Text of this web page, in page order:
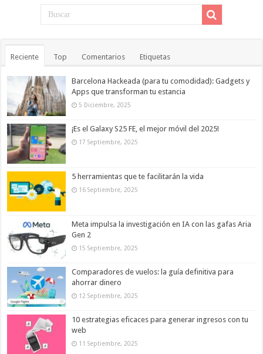
Reciente Top Comentarios Etiquetas
Barcelona Hackeada (para tu comodidad): Gadgets y
Apps que transforman tu estancia
5 Diciembre, 2025
¡Es el Galaxy S25 FE, el mejor móvil del 2025!
17 Septiembre, 2025
5 herramientas que te facilitarán la vida
16 Septiembre, 2025
Meta impulsa la investigación en IA con las gafas Aria
Gen 2
15 Septiembre, 2025
Comparadores de vuelos: la guía definitiva para
ahorrar dinero
12 Septiembre, 2025
10 estrategias eficaces para generar ingresos con tu
web
11 Septiembre, 2025